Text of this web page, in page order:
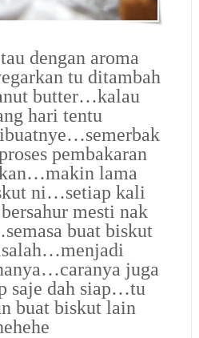
dengan aroma
tu ditambah
butter…kalau
hari tentu
pembakaran
lama
ni…setiap kali
mesti nak
buat biskut
juga
saje dah siap…tu
buat biskut lain